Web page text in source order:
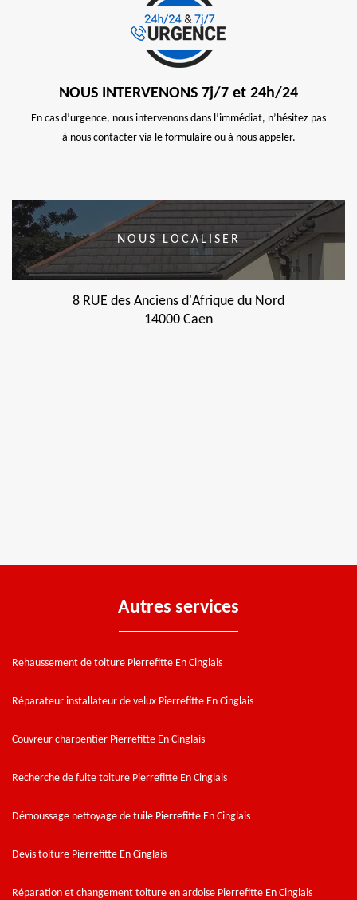
NOUS INTERVENONS 7j/7 et 24h/24
En cas d’urgence, nous intervenons dans l’immédiat, n’hésitez pas
à nous contacter via le formulaire ou à nous appeler.
NOUS LOCALISER
8 RUE des Anciens d'Afrique du Nord
14000 Caen
Autres services
Rehaussement de toiture Pierrefitte En Cinglais
Réparateur installateur de velux Pierrefitte En Cinglais
Couvreur charpentier Pierrefitte En Cinglais
Recherche de fuite toiture Pierrefitte En Cinglais
Démoussage nettoyage de tuile Pierrefitte En Cinglais
Devis toiture Pierrefitte En Cinglais
Réparation et changement toiture en ardoise Pierrefitte En Cinglais